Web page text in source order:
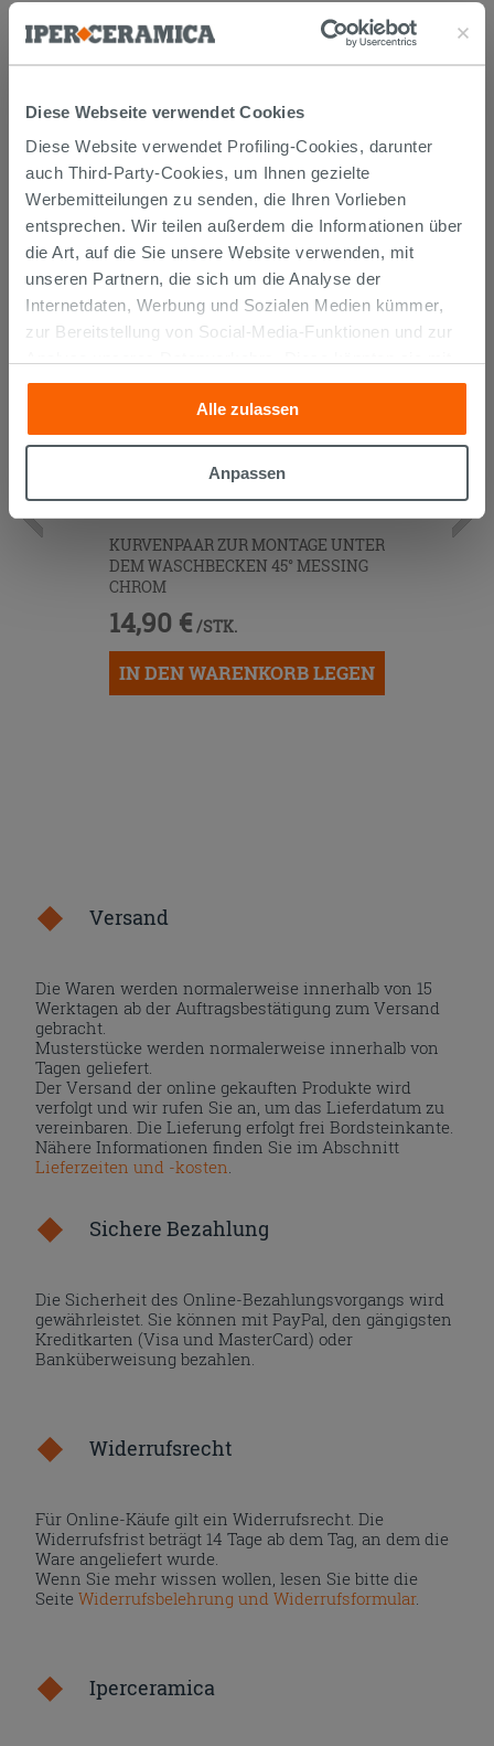
Diese Webseite verwendet Cookies
Diese Website verwendet Profiling-Cookies, darunter
auch Third-Party-Cookies, um Ihnen gezielte
Werbemitteilungen zu senden, die Ihren Vorlieben
entsprechen. Wir teilen außerdem die Informationen über
die Art, auf die Sie unsere Website verwenden, mit
unseren Partnern, die sich um die Analyse der
Internetdaten, Werbung und Sozialen Medien kümmer,
zur Bereitstellung von Social-Media-Funktionen und zur
anderen Informationen, die Sie ihnen geliefert haben oder
die sie aufgrund Ihrer Verwendung ihrer Dienste
gesammelt haben, kombinieren. Falls Sie mehr wissen
möchten oder Ihre Zustimmung zu allen oder einigen
Zustimmung kann durch Klicken auf die Schaltfläche
„Cookies akzeptieren“ gegeben werden. Wenn Sie auf
die Schaltfläche "X" klicken, können Sie das Surfen erst
nach der Installation der technischen Cookies fortsetzen.
Alle zulassen
Anpassen
KUNDEN, DIE DIESEN ARTIKEL
GEKAUFT HABEN, KAUFTEN
AUCH...
KURVENPAAR ZUR MONTAGE UNTER
DEM WASCHBECKEN 45° MESSING
CHROM
14,90 € /STK.
IN DEN WARENKORB LEGEN
Versand
Die Waren werden normalerweise innerhalb von 15
Werktagen ab der Auftragsbestätigung zum Versand
gebracht.
Musterstücke werden normalerweise innerhalb von
Tagen geliefert.
Der Versand der online gekauften Produkte wird
verfolgt und wir rufen Sie an, um das Lieferdatum zu
vereinbaren. Die Lieferung erfolgt frei Bordsteinkante.
Nähere Informationen finden Sie im Abschnitt
Lieferzeiten und -kosten.
Sichere Bezahlung
Die Sicherheit des Online-Bezahlungsvorgangs wird
gewährleistet. Sie können mit PayPal, den gängigsten
Kreditkarten (Visa und MasterCard) oder
Banküberweisung bezahlen.
Widerrufsrecht
Für Online-Käufe gilt ein Widerrufsrecht. Die
Widerrufsfrist beträgt 14 Tage ab dem Tag, an dem die
Ware angeliefert wurde.
Wenn Sie mehr wissen wollen, lesen Sie bitte die
SeiteWiderrufsbelehrung und Widerrufsformular.
Iperceramica